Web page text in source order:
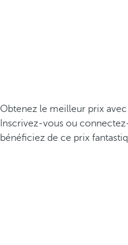
Obtenez le meilleur prix
Inscrivez-vous ou
bénéficiez de ce prix